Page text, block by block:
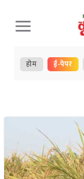
Skip
to
content
होम ई-पेपर